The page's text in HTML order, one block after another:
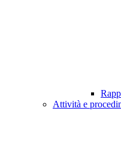
Attività e